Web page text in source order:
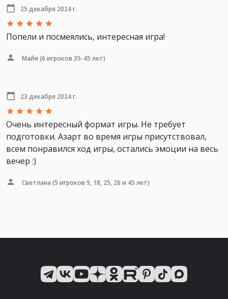
25 декабря 2024 г.
Попели и посмеялись, интересная игра!
Майя (6 игроков 35-45 лет)
23 декабря 2024 г.
Очень интересный формат игры. Не требует
подготовки. Азарт во время игры присутствовал,
всем понравился ход игры, остались эмоции на весь
вечер :)
Светлана (5 игроков 9, 18, 25, 26 и 45 лет)